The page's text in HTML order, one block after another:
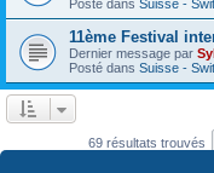
Posté dans Suisse -
11ème Festival
Dernier message par
Posté dans Suisse -
69 résultats trouvés